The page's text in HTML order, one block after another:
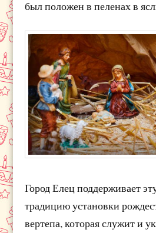
был положен в пеленах в
Город Елец поддерживает
традицию установки
вертепа, которая служит и